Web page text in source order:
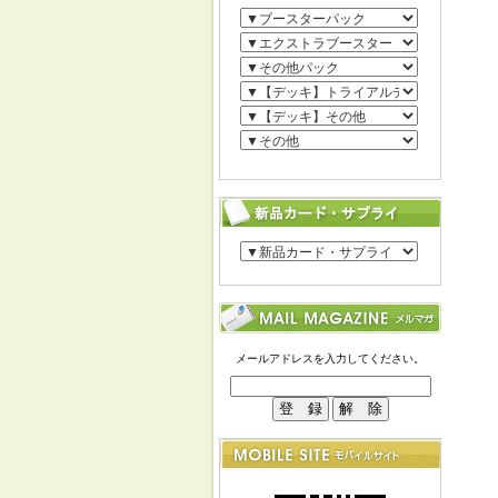
メールアドレスを入力してください。